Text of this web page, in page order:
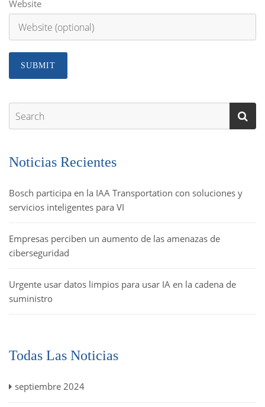
Website
Noticias Recientes
Bosch participa en la IAA Transportation con soluciones y
servicios inteligentes para VI
Empresas perciben un aumento de las amenazas de
ciberseguridad
Urgente usar datos limpios para usar IA en la cadena de
suministro
Todas Las Noticias
septiembre 2024